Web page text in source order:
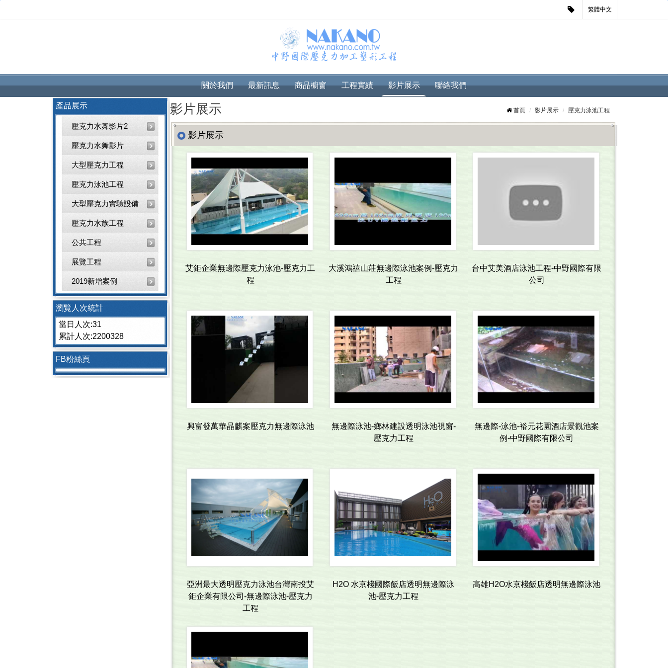
繁體中文
關於我們 最新訊息 商品櫥窗 工程實績 影片展示 聯絡我們
產品展示
壓克力水舞影片2
壓克力水舞影片
大型壓克力工程
壓克力泳池工程
大型壓克力實驗設備
壓克力水族工程
公共工程
展覽工程
2019新增案例
瀏覽人次統計
當日人次:31
累計人次:2200328
FB粉絲頁
影片展示 首頁 影片展示 壓克力泳池工程
影片展示
艾鉅企業無邊際壓克力泳池-壓克力工
程
大溪鴻禧山莊無邊際泳池案例-壓克力
工程
台中艾美酒店泳池工程-中野國際有限
公司
興富發萬華晶麒案壓克力無邊際泳池
無邊際泳池-鄉林建設透明泳池視窗-
壓克力工程
無邊際-泳池-裕元花園酒店景觀池案
例-中野國際有限公司
亞洲最大透明壓克力泳池台灣南投艾
鉅企業有限公司-無邊際泳池-壓克力
工程
H2O 水京棧國際飯店透明無邊際泳
池-壓克力工程
高雄H2O水京棧飯店透明無邊際泳池